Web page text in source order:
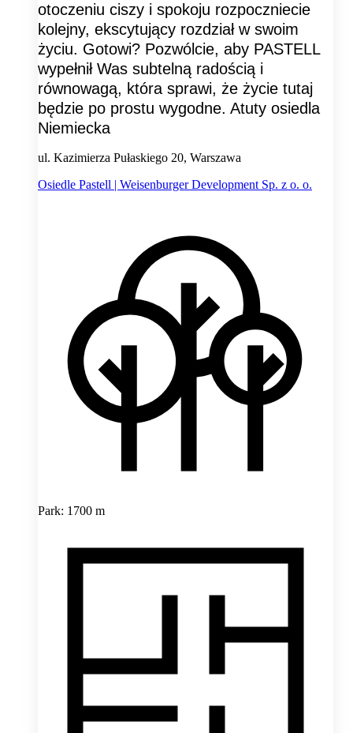
otoczeniu ciszy i spokoju rozpoczniecie
kolejny, ekscytujący rozdział w swoim
życiu. Gotowi? Pozwólcie, aby PASTELL
wypełnił Was subtelną radością i
równowagą, która sprawi, że życie tutaj
będzie po prostu wygodne. Atuty osiedla
Niemiecka
ul. Kazimierza Pułaskiego 20, Warszawa
Osiedle Pastell | Weisenburger Development Sp. z o. o.
Park: 1700 m